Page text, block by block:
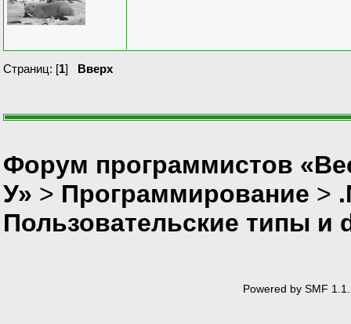
Страниц: [1] Вверх
Форум программистов
У» > Программирование >
Пользовательские типы и
Powered by SMF